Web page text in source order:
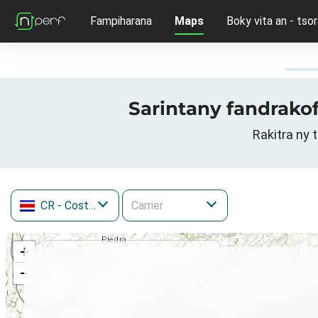
Fampiharana Maps Boky vita an -
Sarintany
Rakitra ny
CR - Costa Rica
+
−